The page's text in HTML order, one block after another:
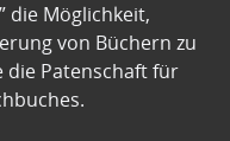
die Möglichkeit,
von Büchern zu
die Patenschaft für